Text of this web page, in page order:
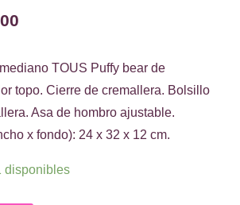
actual
es:
€84.00.
TOUS Puffy bear de
topo. Cierre de cremallera. Bolsillo
Asa de hombro ajustable.
x fondo): 24 x 32 x 12 cm.
disponibles